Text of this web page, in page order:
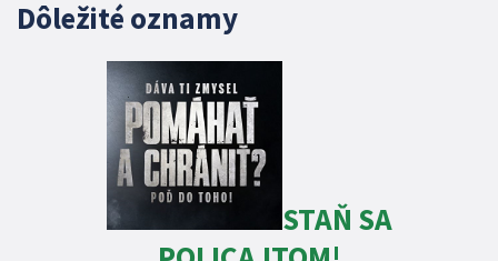
Dôležité oznamy
STAŇ SA